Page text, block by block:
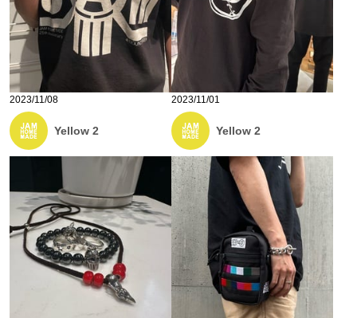
2023/11/08
Yellow 2
2023/11/01
Yellow 2